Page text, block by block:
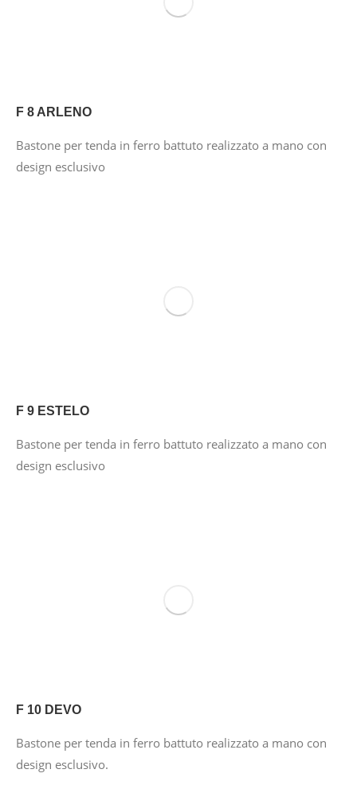
F 8 ARLENO
Bastone per tenda in ferro battuto realizzato a mano con
design esclusivo
F 9 ESTELO
Bastone per tenda in ferro battuto realizzato a mano con
design esclusivo
F 10 DEVO
Bastone per tenda in ferro battuto realizzato a mano con
design esclusivo.